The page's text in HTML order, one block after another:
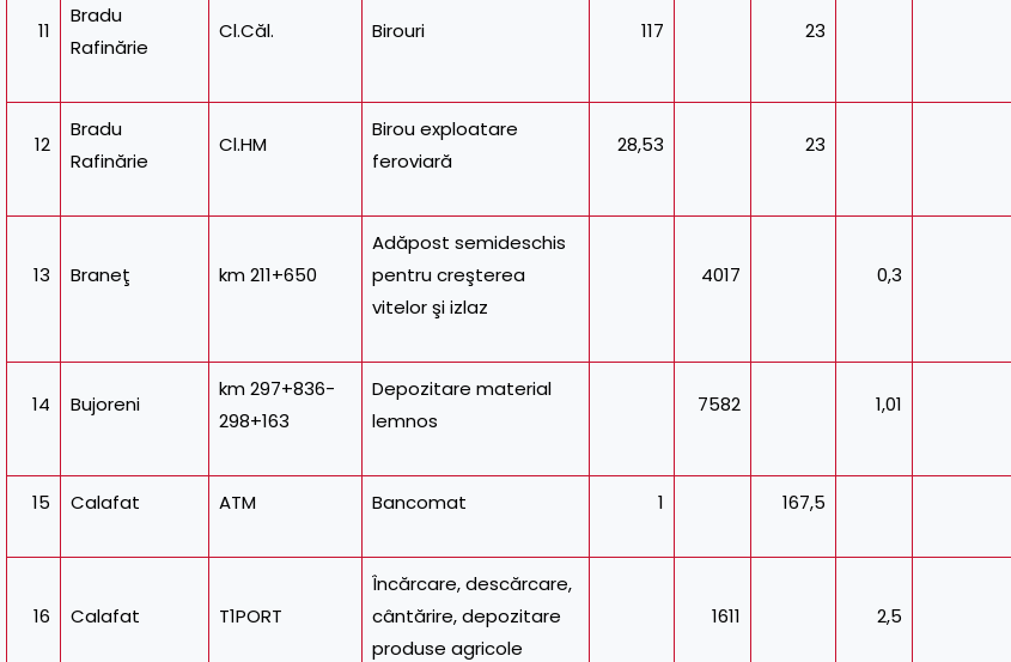
11
Bradu
Rafinărie
Cl.Căl. Birouri 117 23
12
Bradu
Rafinărie
Cl.HM
Birou exploatare
feroviară
28,53 23
13 Braneţ km 211+650
Adăpost semideschis
pentru creşterea
vitelor şi izlaz
4017 0,3
14 Bujoreni
km 297+836-
298+163
Depozitare material
lemnos
7582 1,01
15 Calafat ATM Bancomat 1 167,5
16 Calafat T1PORT
Încărcare, descărcare,
cântărire, depozitare
produse agricole
1611 2,5